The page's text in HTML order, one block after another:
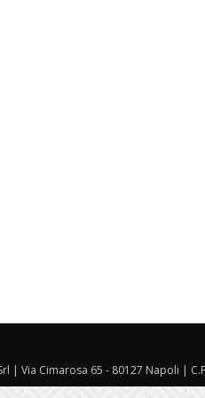
| Via Cimarosa 65 - 80127 Napoli |